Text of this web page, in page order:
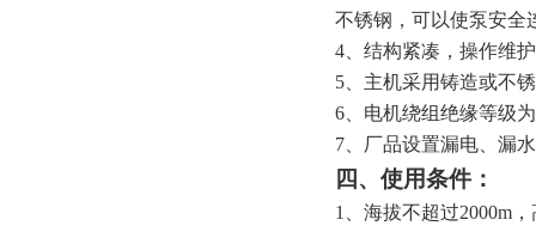
不锈钢，可以使泵安全
4、结构紧凑，操作维
5、主机采用铸造或不
6、电机绕组绝缘等级
7、厂品设置漏电、漏
四、 使用条件：
1、海拔不超过2000m